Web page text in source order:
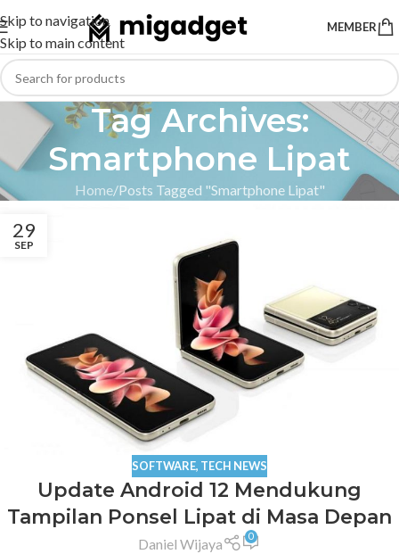
Skip to navigation
Skip to main content
MEMBER
Tag Archives:
Smartphone Lipat
Home Posts Tagged "Smartphone Lipat"
29
SEP
SOFTWARE, TECH NEWS
Update Android 12 Mendukung
Tampilan Ponsel Lipat di Masa Depan
Daniel Wijaya 0